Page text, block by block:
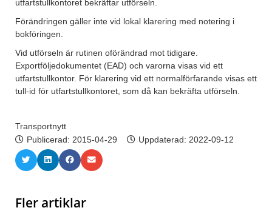
utfartstullkontoret bekräftar utförseln.
Förändringen gäller inte vid lokal klarering med notering i
bokföringen.
Vid utförseln är rutinen oförändrad mot tidigare.
Exportföljedokumentet (EAD) och varorna visas vid ett
utfartstullkontor. För klarering vid ett normalförfarande visas ett
tull-id för utfartstullkontoret, som då kan bekräfta utförseln.
Transportnytt
Publicerad: 2015-04-29 Uppdaterad: 2022-09-12
Fler artiklar